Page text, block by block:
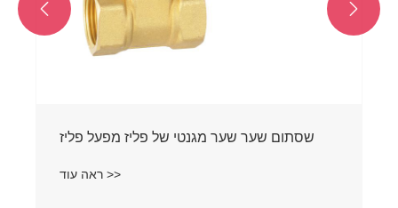
שסתום שער שער מגנטי של פליז מפעל פליז
ראה עוד >>
 